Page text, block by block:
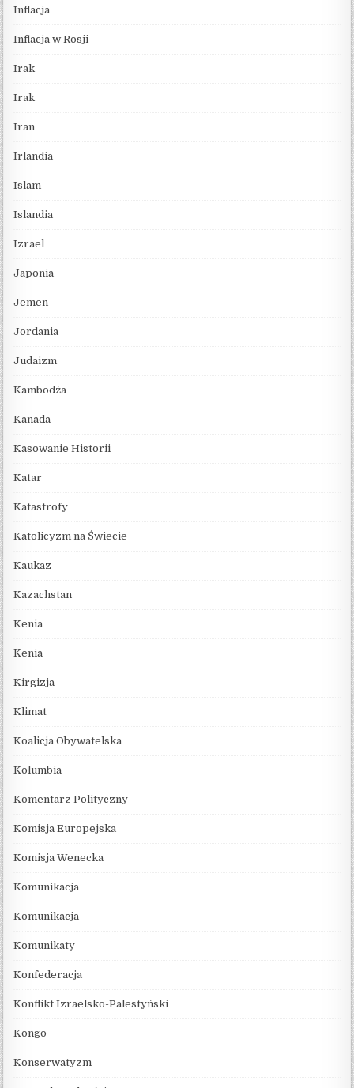
Inflacja
Inflacja w Rosji
Irak
Irak
Iran
Irlandia
Islam
Islandia
Izrael
Japonia
Jemen
Jordania
Judaizm
Kambodża
Kanada
Kasowanie Historii
Katar
Katastrofy
Katolicyzm na Świecie
Kaukaz
Kazachstan
Kenia
Kenia
Kirgizja
Klimat
Koalicja Obywatelska
Kolumbia
Komentarz Polityczny
Komisja Europejska
Komisja Wenecka
Komunikacja
Komunikacja
Komunikaty
Konfederacja
Konflikt Izraelsko-Palestyński
Kongo
Konserwatyzm